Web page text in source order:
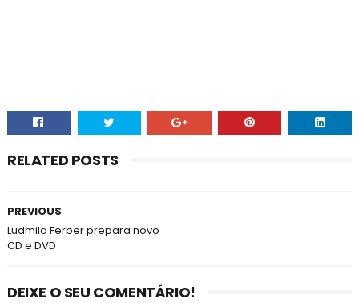
RELATED POSTS
PREVIOUS
Ludmila Ferber prepara novo
CD e DVD
DEIXE O SEU COMENTÁRIO!